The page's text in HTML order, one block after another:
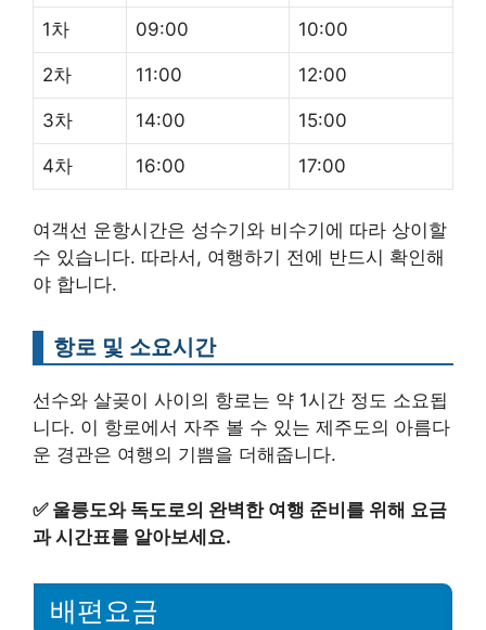
1차 09:00 10:00
2차 11:00 12:00
3차 14:00 15:00
4차 16:00 17:00
여객선 운항시간은 성수기와 비수기에 따라 상이할
수 있습니다. 따라서, 여행하기 전에 반드시 확인해
야 합니다.
항로 및 소요시간
선수와 살곶이 사이의 항로는 약 1시간 정도 소요됩
니다. 이 항로에서 자주 볼 수 있는 제주도의 아름다
운 경관은 여행의 기쁨을 더해줍니다.
✅ 울릉도와 독도로의 완벽한 여행 준비를 위해 요금
과 시간표를 알아보세요.
배편요금